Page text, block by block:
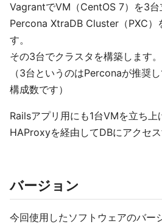
VagrantでVM（CentOS 7）を3台
Percona XtraDB Cluster（PXC）
す。
その3台でクラスタを構築します。
（3台というのはPerconaが推奨
構成数です）
Railsアプリ用にも1台VMを立ち
HAProxyを経由してDBにアクセス
バージョン
今回使用したソフトウェアのバー